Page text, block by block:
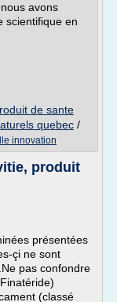
avons
scientifique en
de sante
quebec /
innovation
produit
présentées
çi ne sont
pas confondre
(classé